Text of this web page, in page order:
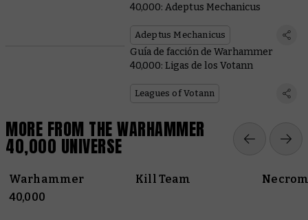
40,000: Adeptus Mechanicus
Adeptus Mechanicus
Guía de facción de Warhammer
40,000: Ligas de los Votann
Leagues of Votann
MORE FROM THE WARHAMMER
40,000 UNIVERSE
Warhammer
40,000
Kill Team